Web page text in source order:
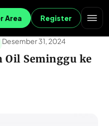
Area Register
Desember 31, 2024
Oil Seminggu ke